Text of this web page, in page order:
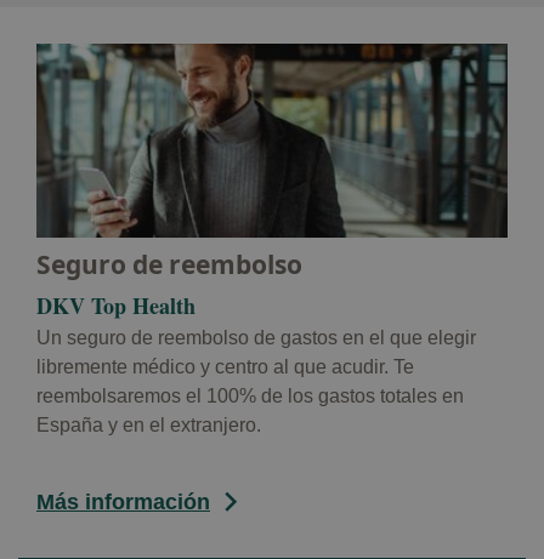
Seguro de reembolso
DKV Top Health
Un seguro de reembolso de gastos en el que elegir
libremente médico y centro al que acudir. Te
reembolsaremos el 100% de los gastos totales en
España y en el extranjero.
Más información